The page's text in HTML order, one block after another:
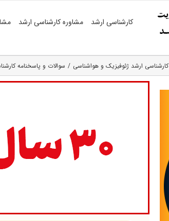
کارشناسی ارشد مشاوره کارشناسی ارشد
کارشناسی ارشد ژئوفیزیک و هواشناسی سوالات و پاسخنامه